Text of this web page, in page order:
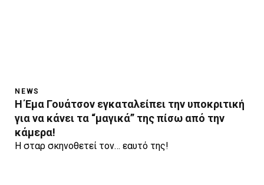
NEWS
Η Έμα Γουάτσον εγκαταλείπει την υποκριτική
για να κάνει τα “μαγικά” της πίσω από την
κάμερα!
Η σταρ σκηνοθετεί τον… εαυτό της!